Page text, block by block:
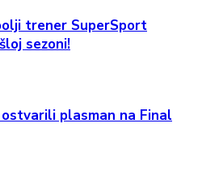
trener SuperSport
sezoni!
plasman na Final